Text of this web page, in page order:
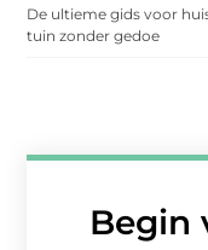
De ultieme gids voor
tuin zonder gedoe
Begin